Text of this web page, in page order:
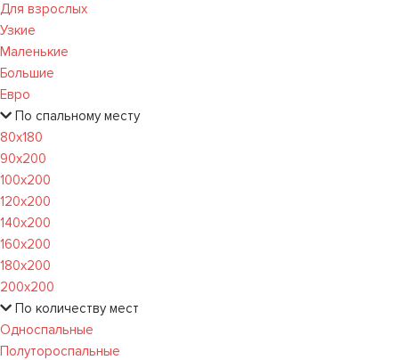
Для взрослых
Узкие
Маленькие
Большие
Евро
По спальному месту
80х180
90х200
100х200
120x200
140х200
160х200
180х200
200х200
По количеству мест
Односпальные
Полутороспальные